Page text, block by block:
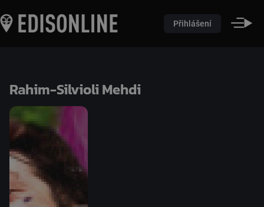
Přihlášení
Rahim-Silvioli Mehdi